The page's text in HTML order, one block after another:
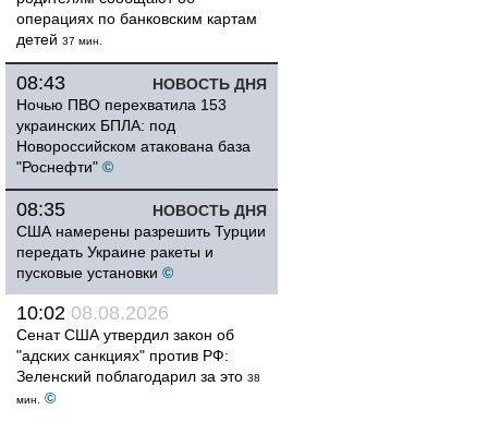
операциях по банковским картам
детей 37 мин.
НОВОСТЬ ДНЯ
08:43
Ночью ПВО перехватила 153
украинских БПЛА: под
Новороссийском атакована база
"Роснефти" ©
НОВОСТЬ ДНЯ
08:35
США намерены разрешить Турции
передать Украине ракеты и
пусковые установки ©
10:02 08.08.2026
Сенат США утвердил закон об
"адских санкциях" против РФ:
Зеленский поблагодарил за это 38
мин.
©